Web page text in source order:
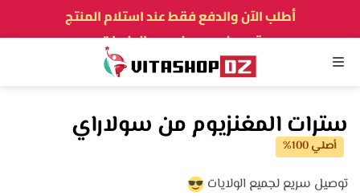
أطلب الآن والدفع فقط عند استلام المنتج
توصيل سريع لجميع الولايات
نفخر بأكثر من 5000 زبون و زبونة راضيين
القائمة
سترات المغنزيوم من سولاراي
أصلي 100%
توصيل سريع لجميع الولايات